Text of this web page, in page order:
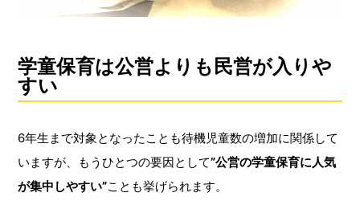
学童保育は公営よりも民営が入りや
すい
6年生まで対象となったことも待機児童数の増加に関係して
いますが、もうひとつの要因として”公営の学童保育に人気
が集中しやすい”ことも挙げられます。